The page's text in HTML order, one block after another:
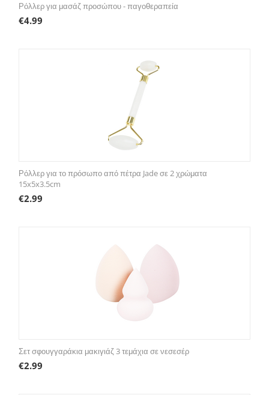
Ρόλλερ για μασάζ προσώπου - παγοθεραπεία
€4.99
Ρόλλερ για το πρόσωπο από πέτρα Jade σε 2 χρώματα
15x5x3.5cm
€2.99
Σετ σφουγγαράκια μακιγιάζ 3 τεμάχια σε νεσεσέρ
€2.99